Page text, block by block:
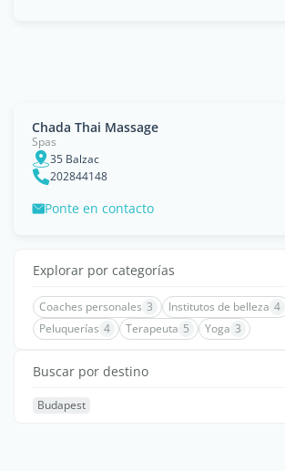
Chada Thai Massage
Spas
35 Balzac
202844148
Ponte en contacto
Explorar por categorías
Coaches personales 3 Institutos de belleza 4
Peluquerías 4 Terapeuta 5 Yoga 3
Buscar por destino
Budapest